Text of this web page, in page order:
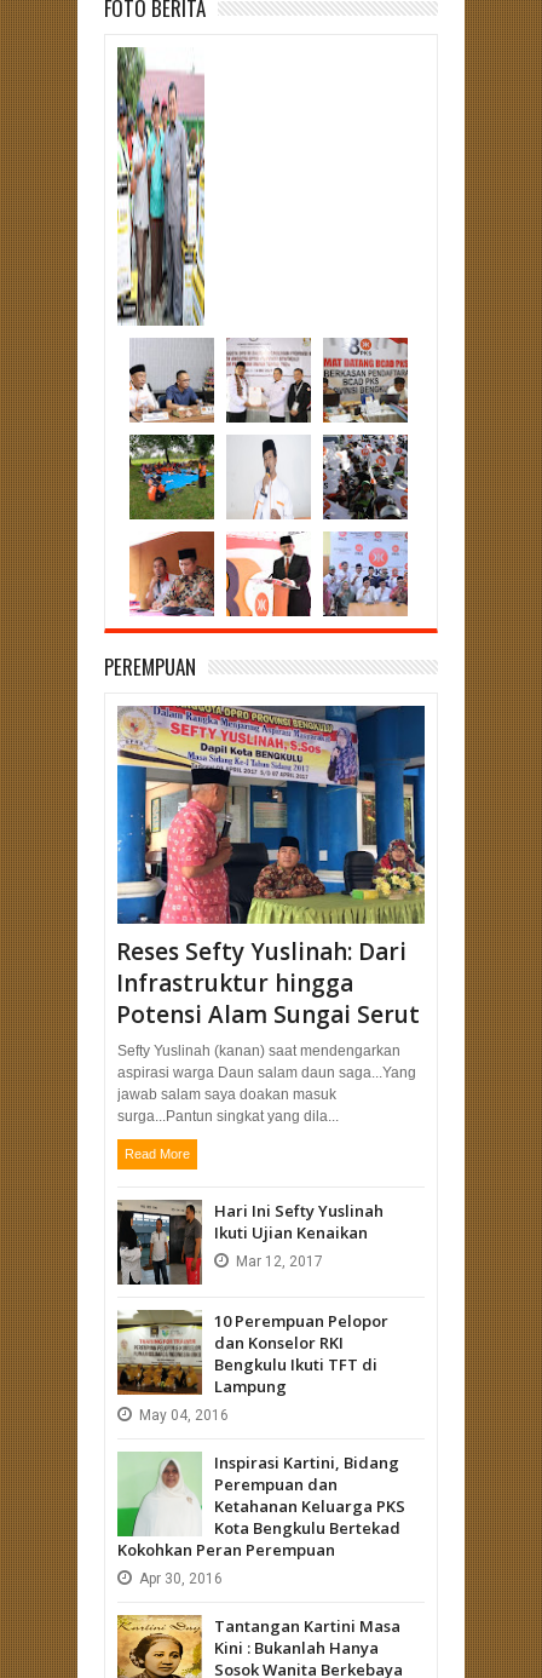
FOTO BERITA
PEREMPUAN
Reses Sefty Yuslinah: Dari
Infrastruktur hingga
Potensi Alam Sungai Serut
Sefty Yuslinah (kanan) saat mendengarkan
aspirasi warga Daun salam daun saga...Yang
jawab salam saya doakan masuk
surga...Pantun singkat yang dila...
Read More
Hari Ini Sefty Yuslinah
Ikuti Ujian Kenaikan
Mar 12, 2017
10 Perempuan Pelopor
dan Konselor RKI
Bengkulu Ikuti TFT di
Lampung
May 04, 2016
Inspirasi Kartini, Bidang
Perempuan dan
Ketahanan Keluarga PKS
Kota Bengkulu Bertekad
Kokohkan Peran Perempuan
Apr 30, 2016
Tantangan Kartini Masa
Kini : Bukanlah Hanya
Sosok Wanita Berkebaya